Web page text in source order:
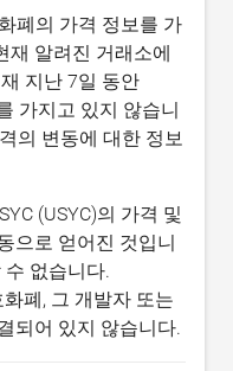
폐의 가격 정보를 가
재 알려진 거래소에
지난 7일 동안
가지고 있지 않습니
의 변동에 대한 정보
(USYC)의 가격 및
으로 얻어진 것입니
없습니다.
화폐, 그 개발자 또는
되어 있지 않습니다.